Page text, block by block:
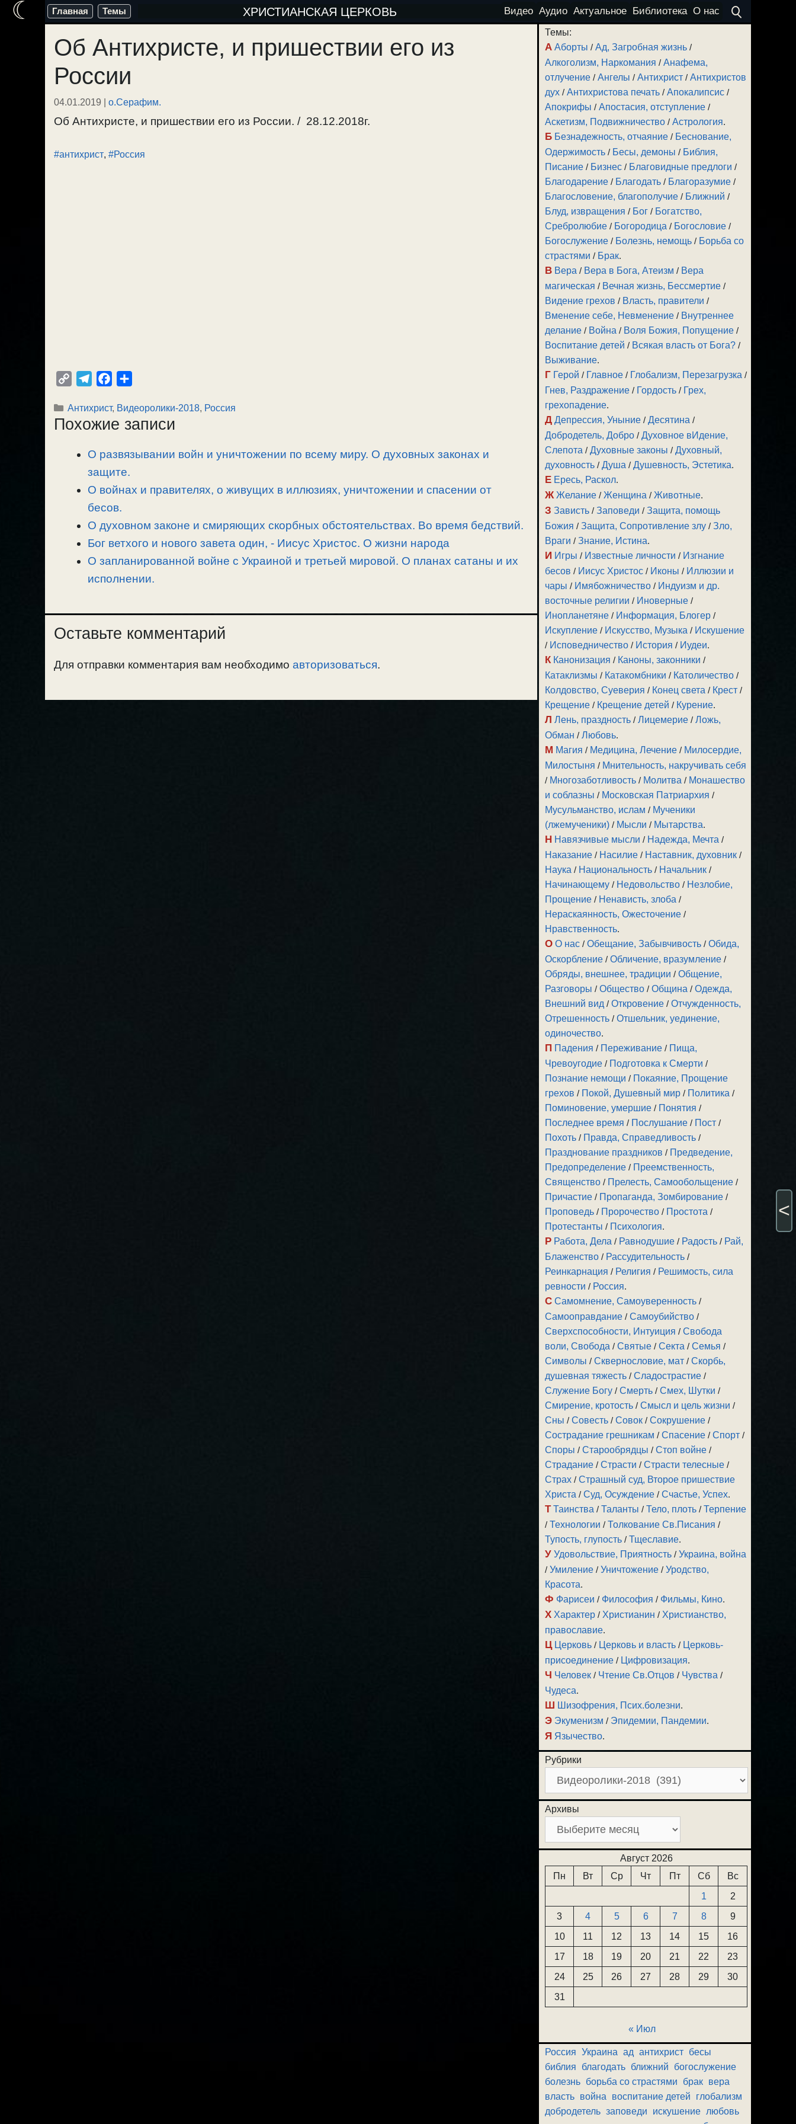
Перейти
содержимому
Главная Темы ХРИСТИАНСКАЯ ЦЕРКОВЬ Видео Аудио Актуальное Библиотека О нас
Об Антихристе, и пришествии его из
России
04.01.2019 | о.Серафим.
Об Антихристе, и пришествии его из России. / 28.12.2018г.
#антихрист, #Россия
p
y
l
e
r
a
m
c
e
o
o
k
п
р
в
т
Рубрики
Антихрист, Видеоролики-2018, Россия
Похожие записи
О развязывании войн и уничтожении по всему миру. О духовных законах и
защите.
О войнах и правителях, о живущих в иллюзиях, уничтожении и спасении от
бесов.
О духовном законе и смиряющих скорбных обстоятельствах. Во время бедствий.
Бог ветхого и нового завета один, -­ Иисус Христос. О жизни народа
О запланированной войне с Украиной и третьей мировой. О планах сатаны и их
исполнении.
Оставьте комментарий
Для отправки комментария вам необходимо авторизоваться.
Темы:
А Аборты /Ад, Загробная жизнь /
Алкоголизм, Наркомания /Анафема,
отлучение /Ангелы /Антихрист /Антихристов
дух /Антихристова печать /Апокалипсис /
Апокрифы /Апостасия, отступление /
Аскетизм, Подвижничество /Астрология.
Б Безнадежность, отчаяние / Беснование,
Одержимость / Бесы, демоны / Библия,
Писание / Бизнес / Благовидные предлоги /
Благодарение / Благодать / Благоразумие /
Благословение, благополучие / Ближний /
Блуд, извращения / Бог / Богатство,
Сребролюбие / Богородица / Богословие /
Богослужение / Болезнь, немощь / Борьба со
страстями / Брак.
В Вера / Вера в Бога, Атеизм / Вера
магическая / Вечная жизнь, Бессмертие /
Видение грехов / Власть, правители /
Вменение себе, Невменение / Внутреннее
делание / Война / Воля Божия, Попущение /
Воспитание детей / Всякая власть от Бога? /
Выживание.
Г Герой / Главное / Глобализм, Перезагрузка /
Гнев, Раздражение / Гордость / Грех,
грехопадение.
Д Депрессия, Уныние /Десятина /
Добродетель, Добро /Духовное вИдение,
Слепота /Духовные законы /Духовный,
духовность /Душа /Душевность, Эстетика.
Е Ересь, Раскол.
Ж Желание /Женщина /Животные.
З Зависть /Заповеди /Защита, помощь
Божия /Защита, Сопротивление злу /Зло,
Враги /Знание, Истина.
И Игры / Известные личности / Изгнание
бесов / Иисус Христос / Иконы / Иллюзии и
чары / Имябожничество / Индуизм и др.
восточные религии / Иноверные /
Инопланетяне / Информация, Блогер /
Искупление / Искусство, Музыка / Искушение
/ Исповедничество / История / Иудеи.
К Канонизация / Каноны, законники /
Катаклизмы / Катакомбники / Католичество /
Колдовство, Суеверия / Конец света / Крест /
Крещение / Крещение детей / Курение.
Л Лень, праздность /Лицемерие /Ложь,
Обман /Любовь.
М Магия / Медицина, Лечение / Милосердие,
Милостыня / Мнительность, накручивать себя
/ Многозаботливость / Молитва / Монашество
и соблазны / Московская Патриархия /
Мусульманство, ислам / Мученики
(лжемученики) / Мысли / Мытарства.
Н Навязчивые мысли / Надежда, Мечта /
Наказание / Насилие / Наставник, духовник /
Наука / Национальность / Начальник /
Начинающему / Недовольство / Незлобие,
Прощение / Ненависть, злоба /
Нераскаянность, Ожесточение /
Нравственность.
О О нас /Обещание, Забывчивость /Обида,
Оскорбление /Обличение, вразумление /
Обряды, внешнее, традиции /Общение,
Разговоры /Общество /Община /Одежда,
Внешний вид /Откровение /Отчужденность,
Отрешенность /Отшельник, уединение,
одиночество.
П Падения / Переживание / Пища,
Чревоугодие / Подготовка к Смерти /
Познание немощи / Покаяние, Прощение
грехов / Покой, Душевный мир / Политика /
Поминовение, умершие / Понятия /
Последнее время / Послушание / Пост /
Похоть / Правда, Справедливость /
Празднование праздников / Предведение,
Предопределение / Преемственность,
Священство / Прелесть, Самообольщение /
Причастие / Пропаганда, Зомбирование /
Проповедь / Пророчество / Простота /
Протестанты / Психология.
Р Работа, Дела / Равнодушие / Радость / Рай,
Блаженство / Рассудительность /
Реинкарнация / Религия / Решимость, сила
ревности / Россия.
С Самомнение, Самоуверенность /
Самооправдание /Самоубийство /
Сверхспособности, Интуиция /Свобода
воли, Свобода /Святые /Секта /Семья /
Символы /Сквернословие, мат /Скорбь,
душевная тяжесть /Сладострастие /
Служение Богу /Смерть /Смех, Шутки /
Смирение, кротость /Смысл и цель жизни /
Сны /Совесть /Совок /Сокрушение /
Сострадание грешникам /Спасение /Спорт /
Споры /Старообрядцы /Стоп войне /
Страдание /Страсти /Страсти телесные /
Страх /Страшный суд, Второе пришествие
Христа /Суд, Осуждение /Счастье, Успех.
Т Таинства /Таланты /Тело, плоть /Терпение
/Технологии /Толкование Св.Писания /
Тупость, глупость /Тщеславие.
У Удовольствие, Приятность /Украина, война
/Умиление /Уничтожение /Уродство,
Красота.
Ф Фарисеи / Философия / Фильмы, Кино.
Х Характер / Христианин / Христианство,
православие.
Ц Церковь / Церковь и власть / Церковь-
присоединение / Цифровизация.
Ч Человек / Чтение Св.Отцов / Чувства /
Чудеса.
Ш Шизофрения, Псих.болезни.
Э Экуменизм / Эпидемии, Пандемии.
Я Язычество.
Рубрики
Архивы
Август 2026
Пн
Вт Ср Чт Пт Сб
Вс
1
2
3
4 5 6 7 8
9
10
11 12 13 14 15
16
17
18 19 20 21 22
23
24
25 26 27 28 29
30
31
« Июл
Россия Украина ад антихрист бесы
библия
благодать ближний
богослужение
болезнь борьба со страстями брак вера
власть война воспитание детей
глобализм
добродетель заповеди искушение любовь
☾
<